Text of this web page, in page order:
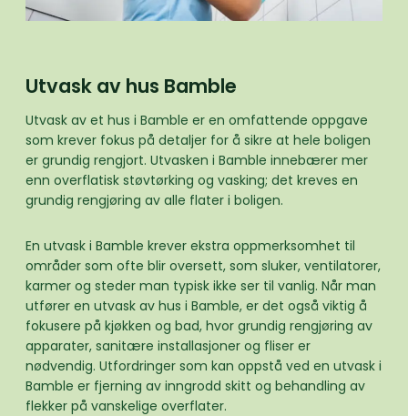
Utvask av hus Bamble
Utvask av et hus i Bamble er en omfattende oppgave
som krever fokus på detaljer for å sikre at hele boligen
er grundig rengjort. Utvasken i Bamble innebærer mer
enn overflatisk støvtørking og vasking; det kreves en
grundig rengjøring av alle flater i boligen.
En utvask i Bamble krever ekstra oppmerksomhet til
områder som ofte blir oversett, som sluker, ventilatorer,
karmer og steder man typisk ikke ser til vanlig. Når man
utfører en utvask av hus i Bamble, er det også viktig å
fokusere på kjøkken og bad, hvor grundig rengjøring av
apparater, sanitære installasjoner og fliser er
nødvendig. Utfordringer som kan oppstå ved en utvask i
Bamble er fjerning av inngrodd skitt og behandling av
flekker på vanskelige overflater.